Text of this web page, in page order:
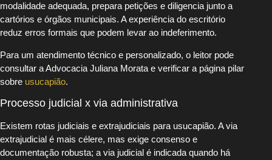
modalidade adequada, prepara petições e diligencia junto a
cartórios e órgãos municipais. A experiência do escritório
reduz erros formais que podem levar ao indeferimento.
Para um atendimento técnico e personalizado, o leitor pode
consultar a Advocacia Juliana Morata e verificar a página pilar
sobre usucapião.
Processo judicial x via administrativa
Existem rotas judiciais e extrajudiciais para usucapião. A via
extrajudicial é mais célere, mas exige consenso e
documentação robusta; a via judicial é indicada quando há